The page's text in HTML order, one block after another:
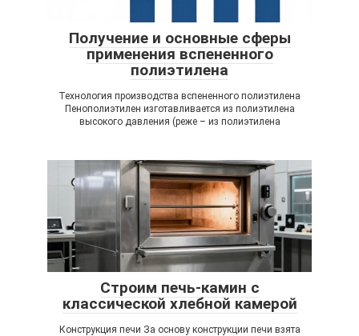
Получение и основные сферы
применения вспененного
полиэтилена
Технология производства вспененного полиэтилена
Пенополиэтилен изготавливается из полиэтилена
высокого давления (реже – из полиэтилена
​Строим печь-камин с
классической хлебной камерой
Конструкция печи За основу конструкции печи взята